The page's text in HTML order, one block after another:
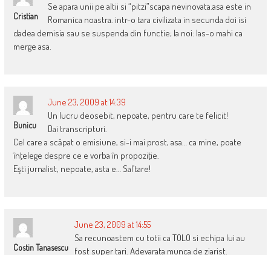
Cristian
Se apara unii pe altii si “pitzi”scapa nevinovata.asa este in
Romanica noastra. intr-o tara civilizata in secunda doi isi
dadea demisia sau se suspenda din functie; la noi: las-o mahi ca
merge asa.
Bunicu
June 23, 2009 at 14:39
Un lucru deosebit, nepoate, pentru care te felicit!
Dai transcripturi.
Cel care a scăpat o emisiune, si-i mai prost, asa… ca mine, poate
înţelege despre ce e vorba în propoziţie.
Eşti jurnalist, nepoate, asta e… Sal’tare!
Costin Tanasescu
June 23, 2009 at 14:55
Sa recunoastem cu totii ca TOLO si echipa lui au
fost super tari. Adevarata munca de ziarist.